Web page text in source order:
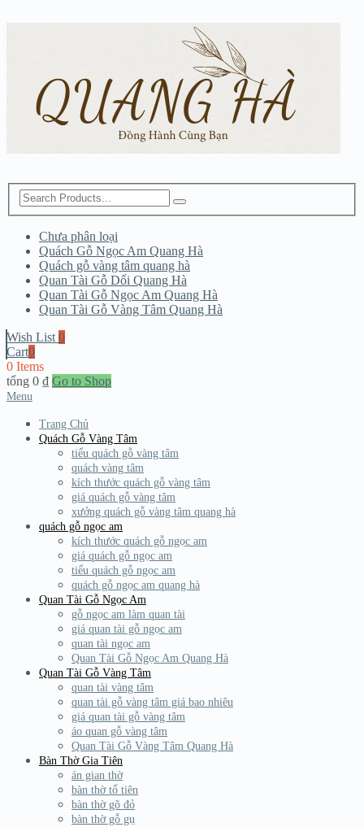
Chưa phân loại
Quách Gỗ Ngọc Am Quang Hà
Quách gỗ vàng tâm quang hà
Quan Tài Gỗ Dổi Quang Hà
Quan Tài Gỗ Ngọc Am Quang Hà
Quan Tài Gỗ Vàng Tâm Quang Hà
Wish List 0
Cart0
0 Items
tổng 0 ₫ Go to Shop
Menu
Trang Chủ
Quách Gỗ Vàng Tâm
tiểu quách gỗ vàng tâm
quách vàng tâm
kích thước quách gỗ vàng tâm
giá quách gỗ vàng tâm
xưởng quách gỗ vàng tâm quang hà
quách gỗ ngọc am
kích thước quách gỗ ngọc am
giá quách gỗ ngọc am
tiểu quách gỗ ngọc am
quách gỗ ngọc am quang hà
Quan Tài Gỗ Ngọc Am
gỗ ngọc am làm quan tài
giá quan tài gỗ ngọc am
quan tài ngọc am
Quan Tài Gỗ Ngọc Am Quang Hà
Quan Tài Gỗ Vàng Tâm
quan tài vàng tâm
quan tài gỗ vàng tâm giá bao nhiêu
giá quan tài gỗ vàng tâm
áo quan gỗ vàng tâm
Quan Tài Gỗ Vàng Tâm Quang Hà
Bàn Thờ Gia Tiên
án gian thờ
bàn thờ tổ tiên
bàn thờ gõ đỏ
bàn thờ gỗ gụ